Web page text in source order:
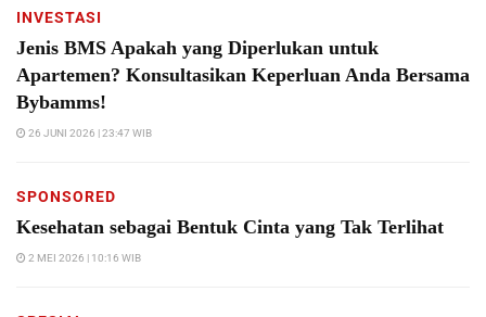
INVESTASI
Jenis BMS Apakah yang Diperlukan untuk
Apartemen? Konsultasikan Keperluan Anda Bersama
Bybamms!
26 JUNI 2026 | 23:47 WIB
SPONSORED
Kesehatan sebagai Bentuk Cinta yang Tak Terlihat
2 MEI 2026 | 10:16 WIB